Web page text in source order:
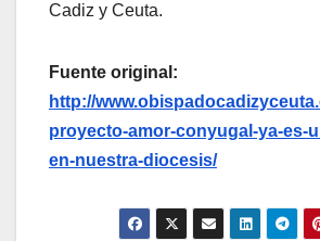
Cadiz y Ceuta.
Fuente original:
http://
proyecto-amor-conyugal-ya-es-
en-nuestra-diocesis/